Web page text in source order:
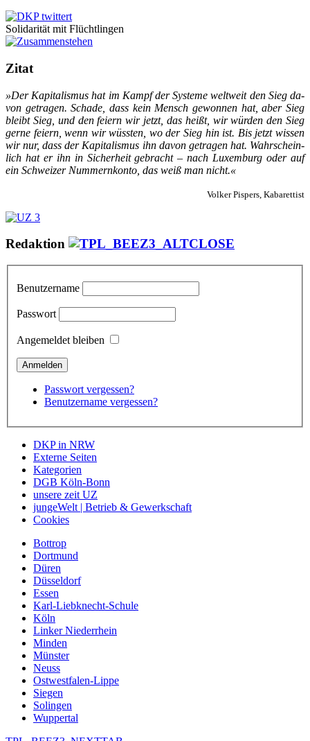
Solidarität mit Flüchtlingen
Zitat
»Der Ka­pi­ta­lis­mus hat im Kampf der Sys­te­me welt­weit den Sieg da­
von ge­tra­gen. Scha­de, dass kein Mensch ge­won­nen hat, aber Sieg
bleibt Sieg, und den fei­ern wir jetzt, das hei­ßt, wir wür­den den Sieg
ger­ne fei­ern, wenn wir wüss­ten, wo der Sieg hin ist. Bis jetzt wis­sen
wir nur, dass der Ka­pi­ta­lis­mus ihn da­von ge­tra­gen hat. Wahr­schein­
lich hat er ihn in Si­cher­heit ge­bracht – nach Lu­xem­burg oder auf
ein Schwei­zer Num­mern­kon­to, das weiß man nicht.«
Volker Pispers, Kabarettist
Redaktion
Benutzername
Passwort
Angemeldet bleiben
Passwort vergessen?
Benutzername vergessen?
DKP in NRW
Externe Seiten
Kategorien
DGB Köln-Bonn
unsere zeit UZ
jungeWelt | Betrieb & Gewerkschaft
Cookies
Bottrop
Dortmund
Düren
Düsseldorf
Essen
Karl-Liebknecht-Schule
Köln
Linker Niederrhein
Minden
Münster
Neuss
Ostwestfalen-Lippe
Siegen
Solingen
Wuppertal